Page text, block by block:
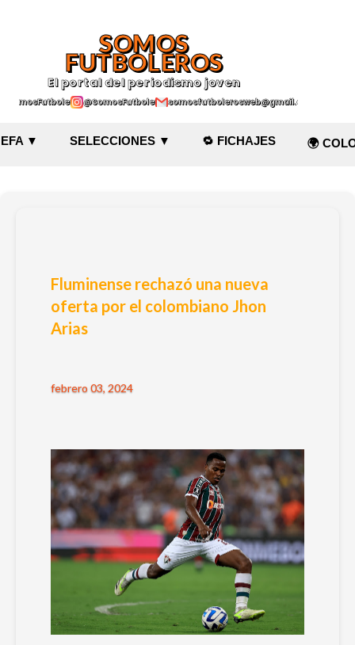
SOMOS
FUTBOLEROS
El portal del periodismo joven
@SomosFutbolerossomosfutbolerosweb@gmail.com
▼ SELECCIONES ▼ 🔁 FICHAJES 🌍
Fluminense rechazó una nueva
oferta por el colombiano Jhon
Arias
febrero 03, 2024